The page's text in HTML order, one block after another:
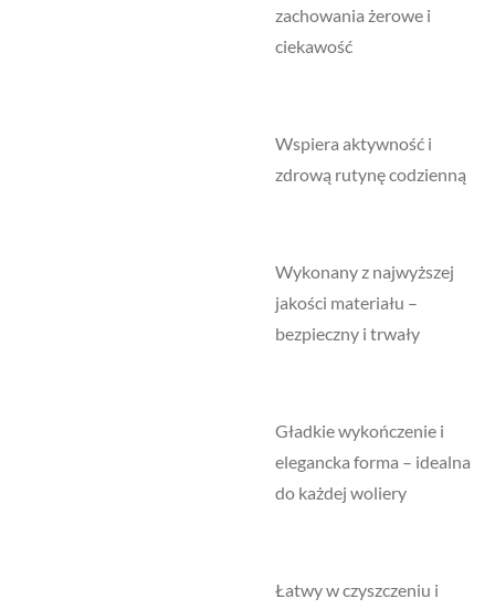
zachowania żerowe i
ciekawość
Wspiera aktywność i
zdrową rutynę codzienną
Wykonany z najwyższej
jakości materiału –
bezpieczny i trwały
Gładkie wykończenie i
elegancka forma – idealna
do każdej woliery
Łatwy w czyszczeniu i